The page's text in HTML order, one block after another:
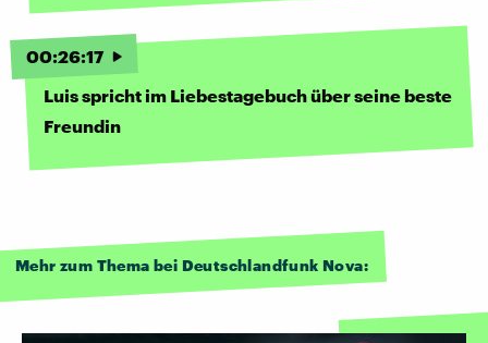
00:26:17
Luis spricht im Liebestagebuch über seine beste
Freundin
Mehr zum Thema bei Deutschlandfunk Nova: